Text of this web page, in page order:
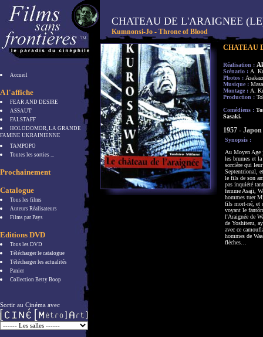
Accueil
A l'affiche
FEAR AND DESIRE
ASSAUT
FALSTAFF
HOLODOMOR, LA GRANDE
FAMINE UKRAINIENNE
TAMPOPO
Toutes les sorties ...
Prochainement
Catalogue
Tous les films
Auteurs Réalisateurs
Films par Pays
Editions DVD
Tous les DVD
Télécharger le catalogue
Télécharger les actualités
Panier
Collection Betty Boop
Sortir au Cinéma avec
CHATEAU DE L'ARAIGNEE
Kumnonsi-Jo - Throne of Blood
CHATEAU
Réalisation :
Scénario : A.
Photos :
Musique :
Montage : A.
Production :
Comédiens :
Sasaki.
1957 -
Synopsis :
Au Moyen Age
les brumes et
sorcière qui
Septentrional,
le fils de son
pas inquiété
femme Asaji,
hommes tuer
fils mort-né, et
voyant le
l'Araignée de
de Yoshiteru,
avec ce
hommes de
flèches…